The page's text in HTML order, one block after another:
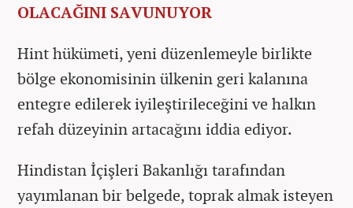
OLACAĞINI SAVUNUYOR
Hint hükümeti, yeni düzenlemeyle birlikte
bölge ekonomisinin ülkenin geri kalanına
entegre edilerek iyileştirileceğini ve halkın
refah düzeyinin artacağını iddia ediyor.
Hindistan İçişleri Bakanlığı tarafından
yayımlanan bir belgede, toprak almak isteyen